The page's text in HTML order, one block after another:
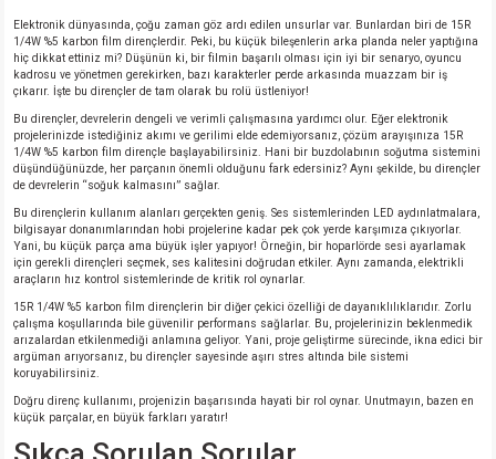
Elektronik dünyasında, çoğu zaman göz ardı edilen unsurlar var. Bunlardan biri de 15R
1/4W %5 karbon film dirençlerdir. Peki, bu küçük bileşenlerin arka planda neler yaptığına
hiç dikkat ettiniz mi? Düşünün ki, bir filmin başarılı olması için iyi bir senaryo, oyuncu
kadrosu ve yönetmen gerekirken, bazı karakterler perde arkasında muazzam bir iş
çıkarır. İşte bu dirençler de tam olarak bu rolü üstleniyor!
Bu dirençler, devrelerin dengeli ve verimli çalışmasına yardımcı olur. Eğer elektronik
projelerinizde istediğiniz akımı ve gerilimi elde edemiyorsanız, çözüm arayışınıza 15R
1/4W %5 karbon film dirençle başlayabilirsiniz. Hani bir buzdolabının soğutma sistemini
düşündüğünüzde, her parçanın önemli olduğunu fark edersiniz? Aynı şekilde, bu dirençler
de devrelerin “soğuk kalmasını” sağlar.
Bu dirençlerin kullanım alanları gerçekten geniş. Ses sistemlerinden LED aydınlatmalara,
bilgisayar donanımlarından hobi projelerine kadar pek çok yerde karşımıza çıkıyorlar.
Yani, bu küçük parça ama büyük işler yapıyor! Örneğin, bir hoparlörde sesi ayarlamak
için gerekli dirençleri seçmek, ses kalitesini doğrudan etkiler. Aynı zamanda, elektrikli
araçların hız kontrol sistemlerinde de kritik rol oynarlar.
15R 1/4W %5 karbon film dirençlerin bir diğer çekici özelliği de dayanıklılıklarıdır. Zorlu
çalışma koşullarında bile güvenilir performans sağlarlar. Bu, projelerinizin beklenmedik
arızalardan etkilenmediği anlamına geliyor. Yani, proje geliştirme sürecinde, ikna edici bir
argüman arıyorsanız, bu dirençler sayesinde aşırı stres altında bile sistemi
koruyabilirsiniz.
Doğru direnç kullanımı, projenizin başarısında hayati bir rol oynar. Unutmayın, bazen en
küçük parçalar, en büyük farkları yaratır!